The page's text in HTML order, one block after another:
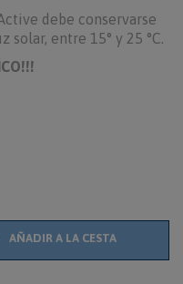
debe conservarse
solar, entre 15° y 25 °C.
AÑADIR A LA CESTA